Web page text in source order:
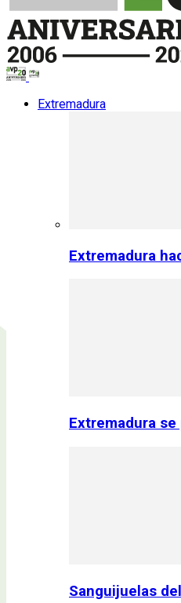
Extremadura
Extremadura
Extremadura
Sanguijuelas